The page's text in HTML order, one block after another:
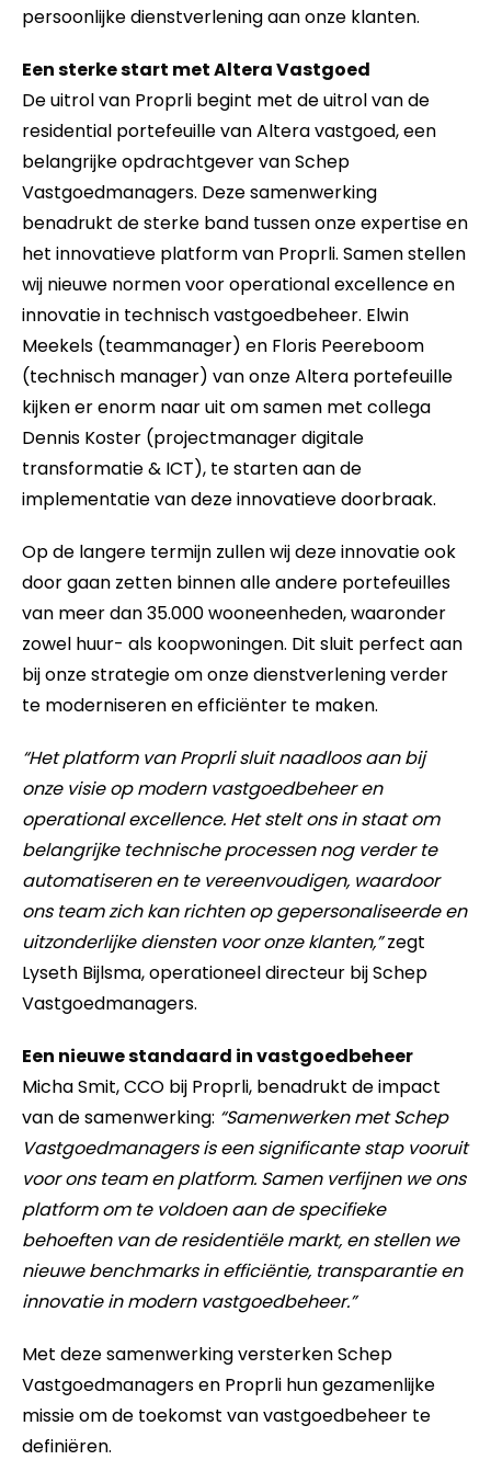
persoonlijke dienstverlening aan onze klanten.
Een sterke start met Altera Vastgoed
De uitrol van Proprli begint met de uitrol van de
residential portefeuille van Altera vastgoed, een
belangrijke opdrachtgever van Schep
Vastgoedmanagers. Deze samenwerking
benadrukt de sterke band tussen onze expertise en
het innovatieve platform van Proprli. Samen stellen
wij nieuwe normen voor operational excellence en
innovatie in technisch vastgoedbeheer. Elwin
Meekels (teammanager) en Floris Peereboom
(technisch manager) van onze Altera portefeuille
kijken er enorm naar uit om samen met collega
Dennis Koster (projectmanager digitale
transformatie & ICT), te starten aan de
implementatie van deze innovatieve doorbraak.
Op de langere termijn zullen wij deze innovatie ook
door gaan zetten binnen alle andere portefeuilles
van meer dan 35.000 wooneenheden, waaronder
zowel huur- als koopwoningen. Dit sluit perfect aan
bij onze strategie om onze dienstverlening verder
te moderniseren en efficiënter te maken.
“Het platform van Proprli sluit naadloos aan bij
onze visie op modern vastgoedbeheer en
operational excellence. Het stelt ons in staat om
belangrijke technische processen nog verder te
automatiseren en te vereenvoudigen, waardoor
ons team zich kan richten op gepersonaliseerde en
uitzonderlijke diensten voor onze klanten,”zegt
Lyseth Bijlsma, operationeel directeur bij Schep
Vastgoedmanagers.
Een nieuwe standaard in vastgoedbeheer
Micha Smit, CCO bij Proprli, benadrukt de impact
van de samenwerking: “Samenwerken met Schep
Vastgoedmanagers is een significante stap vooruit
voor ons team en platform. Samen verfijnen we ons
platform om te voldoen aan de specifieke
behoeften van de residentiële markt, en stellen we
nieuwe benchmarks in efficiëntie, transparantie en
innovatie in modern vastgoedbeheer.”
Met deze samenwerking versterken Schep
Vastgoedmanagers en Proprli hun gezamenlijke
missie om de toekomst van vastgoedbeheer te
definiëren.